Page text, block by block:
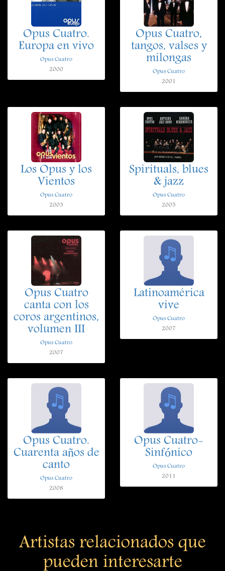
Opus Cuatro.
Europa en vivo
Opus Cuatro
2000
Opus Cuatro,
tangos, valses y
milongas
Opus Cuatro
2001
Los Opus y los
Vientos
Opus Cuatro
2003
Spirituals, blues
& jazz
Opus Cuatro
2005
Opus Cuatro
canta con los
coros argentinos,
volumen III
Opus Cuatro
2007
Latinoamérica
vive
Opus Cuatro
2007
Opus Cuatro.
Cuarenta años de
canto
Opus Cuatro
2008
Opus Cuatro-
Sinfónico
Opus Cuatro
2011
Artistas relacionados que
pueden interesarte